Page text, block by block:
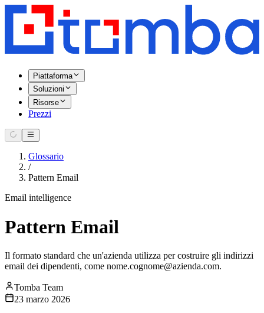
Piattaforma
Soluzioni
Risorse
Prezzi
Glossario
/
Pattern Email
Email intelligence
Pattern Email
Il formato standard che un'azienda utilizza per costruire gli indirizzi
email dei dipendenti, come nome.cognome@azienda.com.
Tomba Team
23 marzo 2026